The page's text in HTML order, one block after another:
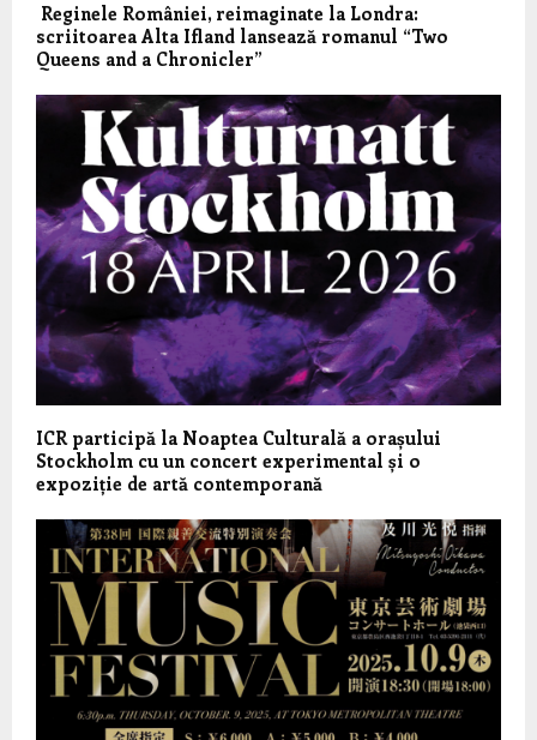
Reginele României, reimaginate la Londra:
scriitoarea Alta Ifland lansează romanul “Two
Queens and a Chronicler”
ICR participă la Noaptea Culturală a orașului
Stockholm cu un concert experimental și o
expoziție de artă contemporană